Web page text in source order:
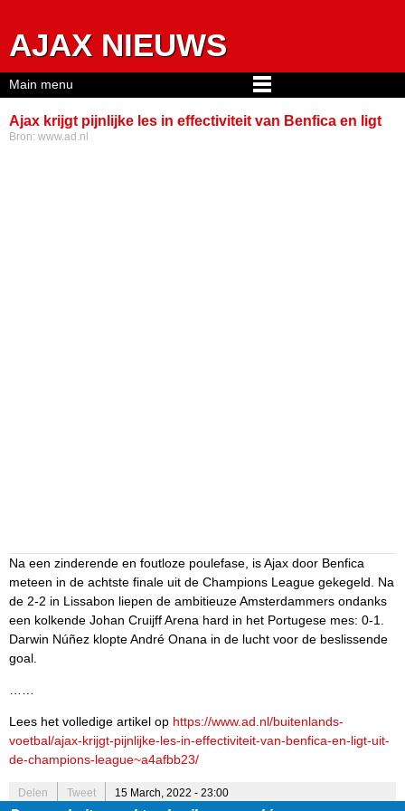
AJAX NIEUWS
Ajax krijgt pijnlijke les in effectiviteit van Benfica en ligt
Bron: www.ad.nl
Na een zinderende en foutloze poulefase, is Ajax door Benfica
meteen in de achtste finale uit de Champions League gekegeld. Na
de 2-2 in Lissabon liepen de ambitieuze Amsterdammers ondanks
een kolkende Johan Cruijff Arena hard in het Portugese mes: 0-1.
Darwin Núñez klopte André Onana in de lucht voor de beslissende
goal.
Lees het volledige artikel op https://www.ad.nl/buitenlands-
voetbal/ajax-krijgt-pijnlijke-les-in-effectiviteit-van-benfica-en-ligt-uit-
de-champions-league~a4afbb23/
Delen Tweet 15 March, 2022 - 23:00
Main menu